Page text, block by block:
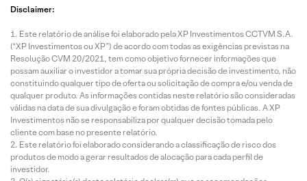
Disclaimer:
Este relatório de análise foi elaborado pela XP Investimentos CCTVM S.A.
(“XP Investimentos ou XP”) de acordo com todas as exigências previstas na
Resolução CVM 20/2021, tem como objetivo fornecer informações que
possam auxiliar o investidor a tomar sua própria decisão de investimento, não
constituindo qualquer tipo de oferta ou solicitação de compra e/ou venda de
qualquer produto. As informações contidas neste relatório são consideradas
válidas na data de sua divulgação e foram obtidas de fontes públicas. A XP
Investimentos não se responsabiliza por qualquer decisão tomada pelo
cliente com base no presente relatório.
Este relatório foi elaborado considerando a classificação de risco dos
produtos de modo a gerar resultados de alocação para cada perfil de
investidor.